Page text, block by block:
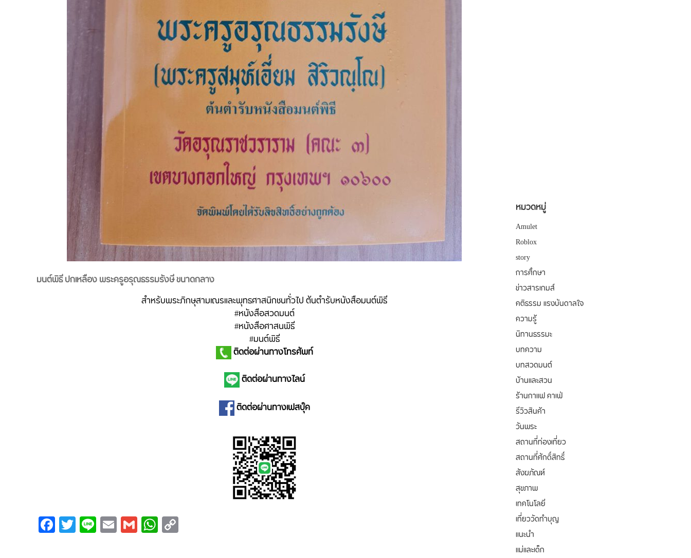
มนต์พิธี ปกเหลือง พระครูอรุณธรรมรังษี ขนาดกลาง
สำหรับพระภิกษุสามเณรและพุทธศาสนิกชนทั่วไป ต้นตำรับหนังสือมนต์พิธี
#หนังสือสวดมนต์
#หนังสือศาสนพิธี
#มนต์พิธี
ติดต่อผ่านทางโทรศัพท์
ติดต่อผ่านทางไลน์
ติดต่อผ่านทางเฟสบุ๊ค
Facebook
Twitter
LineEmailGmailWhatsApp
หมวดหมู่
Amulet
Roblox
story
การศึกษา
ข่าวสารเกมส์
คติธรรม แรงบันดาลใจ
ความรู้
นิทานธรรมะ
บทความ
บทสวดมนต์
บ้านและสวน
ร้านกาแฟ คาเฟ่
รีวิวสินค้า
วันพระ
สถานที่ท่องเที่ยว
สถานที่ศักดิ์สิทธิ์
สังฆภัณฑ์
สุขภาพ
เทคโนโลยี
เที่ยววัดทำบุญ
แนะนำ
แม่และเด็ก